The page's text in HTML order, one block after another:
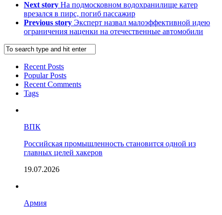
Next story На подмосковном водохранилище катер
врезался в пирс, погиб пассажир
Previous story Эксперт назвал малоэффективной идею
ограничения наценки на отечественные автомобили
Recent Posts
Popular Posts
Recent Comments
Tags
ВПК
Российская промышленность становится одной из
главных целей хакеров
19.07.2026
Армия